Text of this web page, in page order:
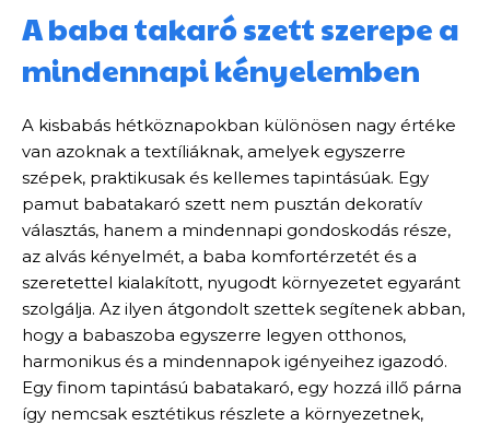
A baba takaró szett szerepe a
mindennapi kényelemben
A kisbabás hétköznapokban különösen nagy értéke
van azoknak a textíliáknak, amelyek egyszerre
szépek, praktikusak és kellemes tapintásúak. Egy
pamut babatakaró szett nem pusztán dekoratív
választás, hanem a mindennapi gondoskodás része,
az alvás kényelmét, a baba komfortérzetét és a
szeretettel kialakított, nyugodt környezetet egyaránt
szolgálja. Az ilyen átgondolt szettek segítenek abban,
hogy a babaszoba egyszerre legyen otthonos,
harmonikus és a mindennapok igényeihez igazodó.
Egy finom tapintású babatakaró, egy hozzá illő párna
így nemcsak esztétikus részlete a környezetnek,